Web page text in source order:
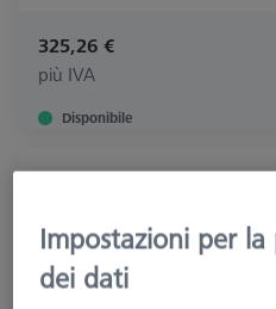
325,26 €
più IVA
Disponibile
Impostazioni per
dei dati